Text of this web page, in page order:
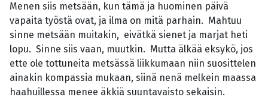
Menen siis metsään, kun tämä ja huominen päivä
vapaita työstä ovat, ja ilma on mitä parhain. Mahtuu
sinne metsään muitakin, eivätkä sienet ja marjat heti
lopu. Sinne siis vaan, muutkin. Mutta älkää eksykö, jos
ette ole tottuneita metsässä liikkumaan niin suosittelen
ainakin kompassia mukaan, siinä nenä melkein maassa
haahuillessa menee äkkiä suuntavaisto sekaisin.